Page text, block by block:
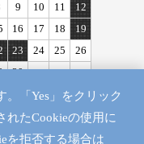
9 10 11
12
16 17 18
19
23 24 25
26
30
。「Yes」をクリック
れたCookieの使用に
を拒否する場合は